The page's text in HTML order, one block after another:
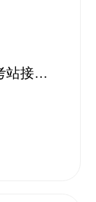
站接收